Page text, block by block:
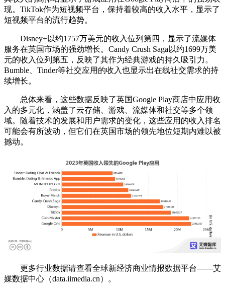
现。TikTok作为短视频平台，保持着较高的收入水平，显示了
短视频平台的流行趋势。
Disney+以约1757万美元的收入位列第四，显示了流媒体
服务在英国市场的强劲增长。Candy Crush Saga以约1699万美
元的收入位列第五，反映了其作为经典游戏的持久吸引力。
Bumble、Tinder等社交应用的收入也显示出在线社交需求的持
续增长。
总体来看，这些数据反映了英国Google Play商店中应用收
入的多元化，涵盖了云存储、游戏、流媒体和社交等多个领
域。随着技术的发展和用户需求的变化，这些应用的收入排名
可能会有所波动，但它们在英国市场的领先地位短期内难以被
撼动。
更多行业数据请查看全球新经济商业情报数据平台——艾
媒数据中心（data.iimedia.cn）。